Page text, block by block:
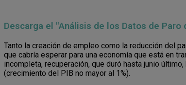
Descarga el "Análisis de los Datos de
Tanto la creación de empleo como la reducción del
que cabría esperar para una economía que está en
incompleta, recuperación, que duró hasta junio
(crecimiento del PIB no mayor al 1%).